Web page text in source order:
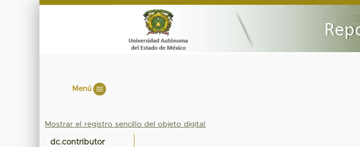
Menú
Mostrar el registro sencillo del objeto digital
dc.contributor